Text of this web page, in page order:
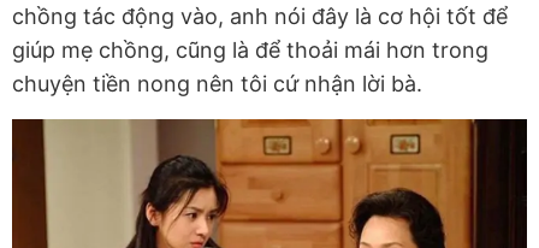
chồng tác động vào, anh nói đây là cơ hội tốt để
giúp mẹ chồng, cũng là để thoải mái hơn trong
chuyện tiền nong nên tôi cứ nhận lời bà.